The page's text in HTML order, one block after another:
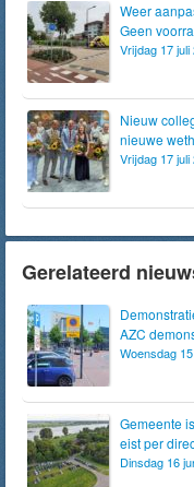
Weer
Geen
Vrijdag 17 juli
Nieuw
nieuwe
Vrijdag 17 juli
Gerelateerd
AZC
Woensdag
Gemeente
eist per
Dinsdag 16